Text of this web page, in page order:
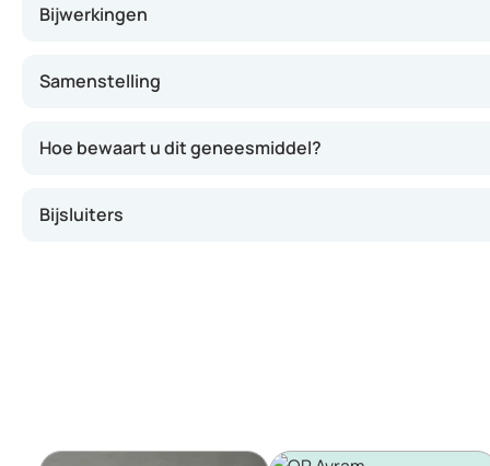
Bijwerkingen
Samenstelling
Hoe bewaart u dit geneesmiddel?
Bijsluiters